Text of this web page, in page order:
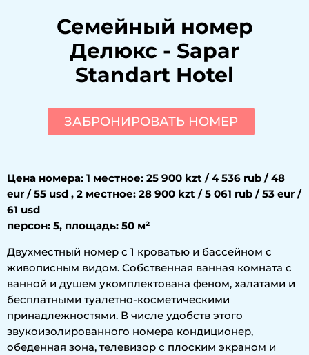
Семейный номер
Делюкс - Sapar
Standart Hotel
ЗАБРОНИРОВАТЬ НОМЕР
Цена номера: 1 местное: 25 900 kzt / 4 536 rub / 48
eur / 55 usd , 2 местное: 28 900 kzt / 5 061 rub / 53 eur /
61 usd
персон: 5, площадь: 50 м²
Двухместный номер с 1 кроватью и бассейном с
живописным видом. Собственная ванная комната с
ванной и душем укомплектована феном, халатами и
бесплатными туалетно-косметическими
принадлежностями. В числе удобств этого
звукоизолированного номера кондиционер,
обеденная зона, телевизор с плоским экраном и